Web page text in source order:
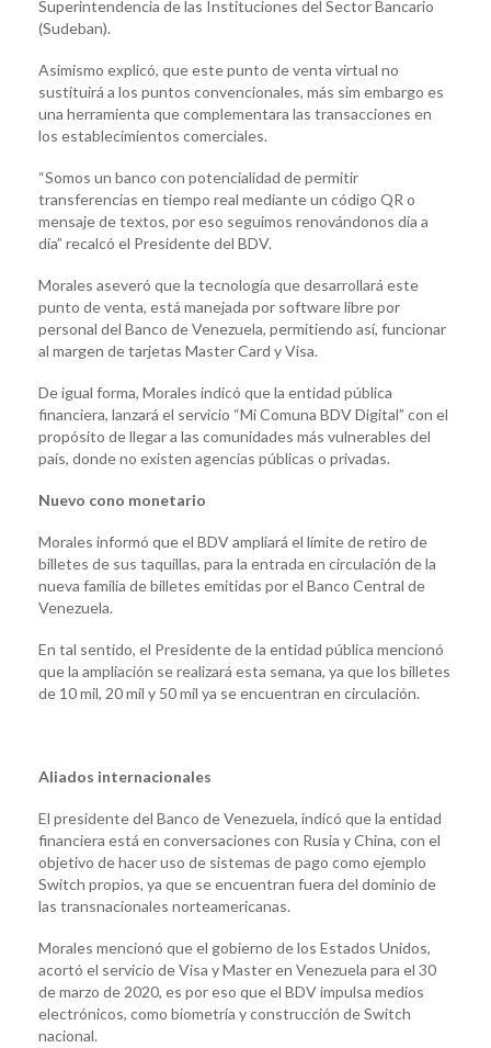
Superintendencia de las Instituciones del Sector Bancario
(Sudeban).
Asimismo explicó, que este punto de venta virtual no
sustituirá a los puntos convencionales, más sim embargo es
una herramienta que complementara las transacciones en
los establecimientos comerciales.
“Somos un banco con potencialidad de permitir
transferencias en tiempo real mediante un código QR o
mensaje de textos, por eso seguimos renovándonos día a
día” recalcó el Presidente del BDV.
Morales aseveró que la tecnología que desarrollará este
punto de venta, está manejada por software libre por
personal del Banco de Venezuela, permitiendo así, funcionar
al margen de tarjetas Master Card y Visa.
De igual forma, Morales indicó que la entidad pública
financiera, lanzará el servicio “Mi Comuna BDV Digital” con el
propósito de llegar a las comunidades más vulnerables del
país, donde no existen agencias públicas o privadas.
Nuevo cono monetario
Morales informó que el BDV ampliará el límite de retiro de
billetes de sus taquillas, para la entrada en circulación de la
nueva familia de billetes emitidas por el Banco Central de
Venezuela.
En tal sentido, el Presidente de la entidad pública mencionó
que la ampliación se realizará esta semana, ya que los billetes
de 10 mil, 20 mil y 50 mil ya se encuentran en circulación.
Aliados internacionales
El presidente del Banco de Venezuela, indicó que la entidad
financiera está en conversaciones con Rusia y China, con el
objetivo de hacer uso de sistemas de pago como ejemplo
Switch propios, ya que se encuentran fuera del dominio de
las transnacionales norteamericanas.
Morales mencionó que el gobierno de los Estados Unidos,
acortó el servicio de Visa y Master en Venezuela para el 30
de marzo de 2020, es por eso que el BDV impulsa medios
electrónicos, como biometría y construcción de Switch
nacional.